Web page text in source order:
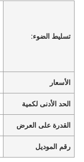
تسليط الضوء:
الأسعار
الحد الأدنى لكمية
القدرة على العرض
رقم الموديل